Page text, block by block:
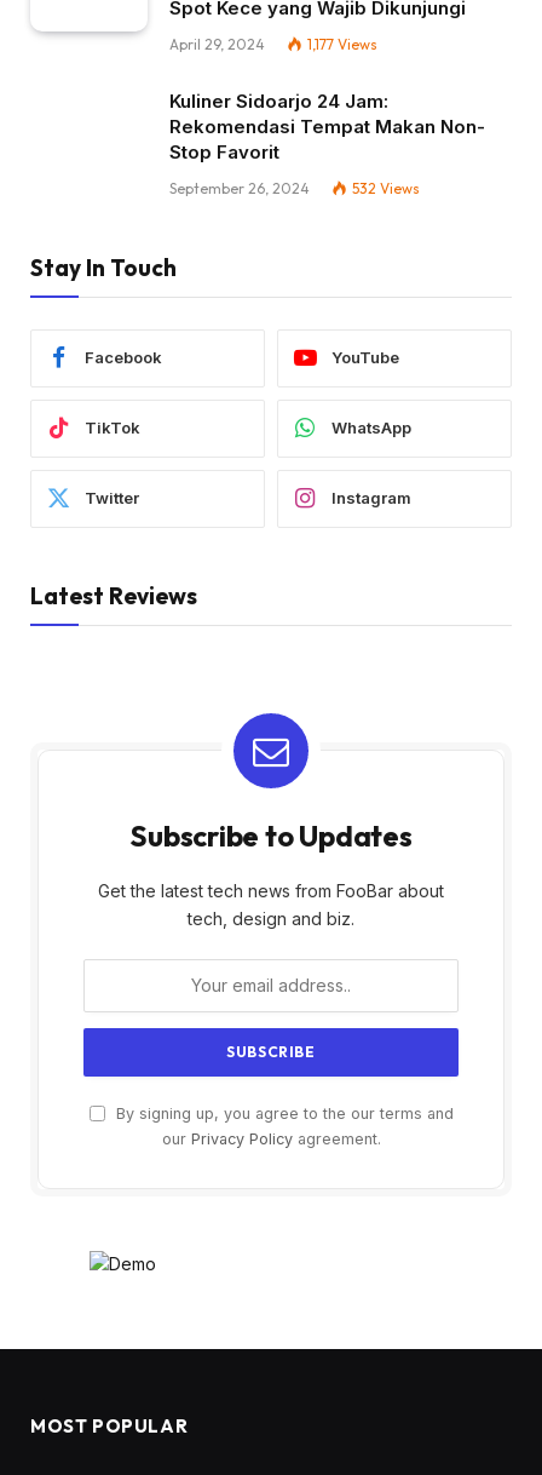
Spot Kece yang Wajib Dikunjungi
April 29, 2024 1,177 Views
Kuliner Sidoarjo 24 Jam:
Rekomendasi Tempat Makan Non-
Stop Favorit
September 26, 2024 532 Views
Stay In Touch
Facebook YouTube
TikTok WhatsApp
Twitter Instagram
Latest Reviews
Subscribe to Updates
Get the latest tech news from FooBar about
tech, design and biz.
By signing up, you agree to the our terms and
our Privacy Policyagreement.
MOST POPULAR